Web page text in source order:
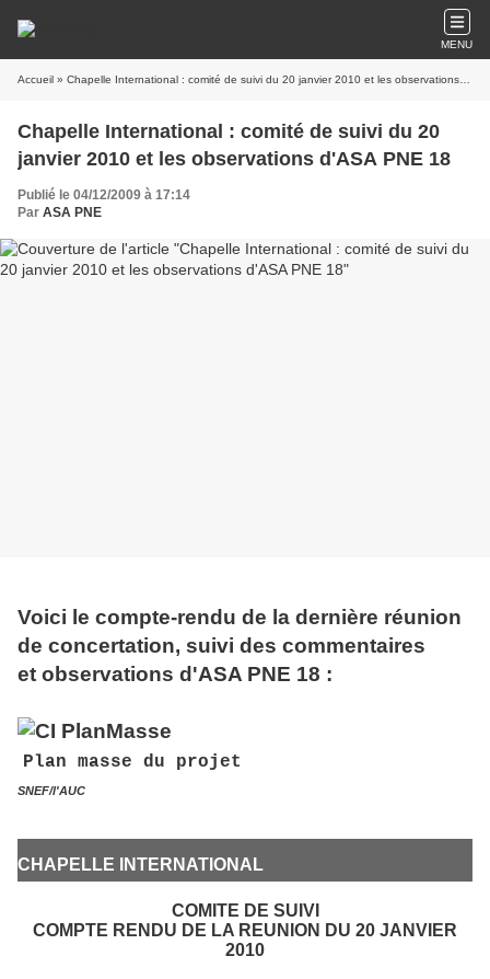
MENU
Accueil » Chapelle International : comité de suivi du 20 janvier 2010 et les observations d'ASA PNE 18
Chapelle International : comité de suivi du 20
janvier 2010 et les observations d'ASA PNE 18
Publié le 04/12/2009 à 17:14
Par ASA PNE
Voici le compte-rendu de la dernière réunion
de concertation, suivi des commentaires
et observations d'ASA PNE 18 :
Plan masse du projet
SNEF/l'AUC
CHAPELLE INTERNATIONAL
COMITE DE SUIVI
COMPTE RENDU DE LA REUNION DU 20 JANVIER
2010